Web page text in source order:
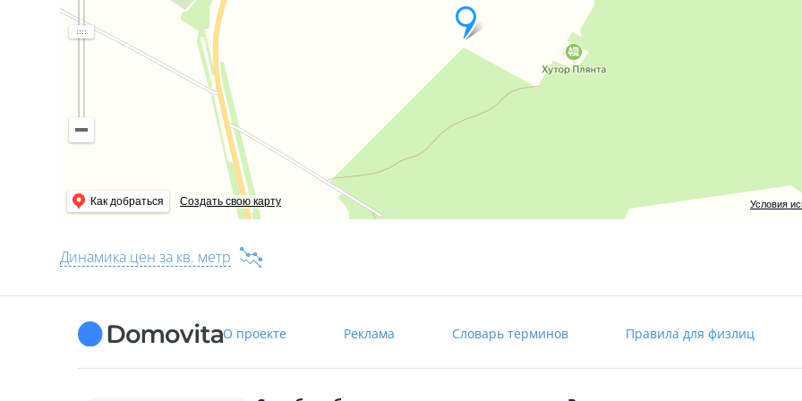
Условия
Как добраться Создать свою карту
Динамика цен за кв. метр
О проекте Реклама Словарь терминов Правила для физлиц